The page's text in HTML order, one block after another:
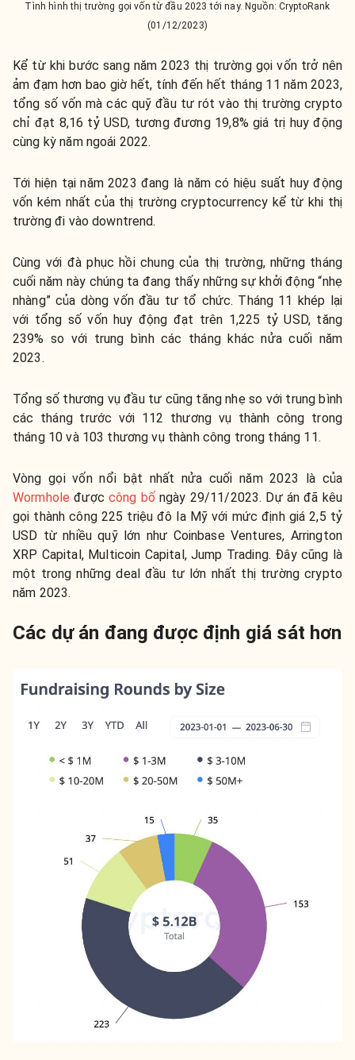
Tình hình thị trường gọi vốn từ đầu 2023 tới nay. Nguồn: CryptoRank
(01/12/2023)
Kể từ khi bước sang năm 2023 thị trường gọi vốn trở nên
ảm đạm hơn bao giờ hết, tính đến hết tháng 11 năm 2023,
tổng số vốn mà các quỹ đầu tư rót vào thị trường crypto
chỉ đạt 8,16 tỷ USD, tương đương 19,8% giá trị huy động
cùng kỳ năm ngoái 2022.
Tới hiện tại năm 2023 đang là năm có hiệu suất huy động
vốn kém nhất của thị trường cryptocurrency kể từ khi thị
trường đi vào downtrend.
Cùng với đà phục hồi chung của thị trường, những tháng
cuối năm này chúng ta đang thấy những sự khởi động “nhẹ
nhàng” của dòng vốn đầu tư tổ chức. Tháng 11 khép lại
với tổng số vốn huy động đạt trên 1,225 tỷ USD, tăng
239% so với trung bình các tháng khác nửa cuối năm
2023.
Tổng số thương vụ đầu tư cũng tăng nhẹ so với trung bình
các tháng trước với 112 thương vụ thành công trong
tháng 10 và 103 thương vụ thành công trong tháng 11.
Vòng gọi vốn nổi bật nhất nửa cuối năm 2023 là của
Wormhole được công bố ngày 29/11/2023. Dự án đã kêu
gọi thành công 225 triệu đô la Mỹ với mức định giá 2,5 tỷ
USD từ nhiều quỹ lớn như Coinbase Ventures, Arrington
XRP Capital, Multicoin Capital, Jump Trading. Đây cũng là
một trong những deal đầu tư lớn nhất thị trường crypto
năm 2023.
Các dự án đang được định giá sát hơn